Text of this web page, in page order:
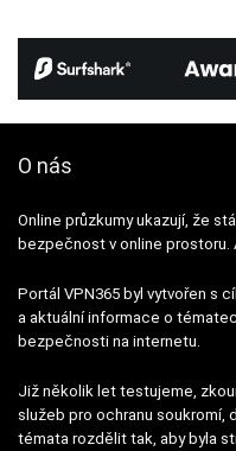
O nás
Online průzkumy ukazují, že
bezpečnost v online prostoru.
Portál VPN365 byl vytvořen s
a aktuální informace o
bezpečnosti na internetu.
Již několik let testujeme,
služeb pro ochranu soukromí,
témata rozdělit tak, aby byla